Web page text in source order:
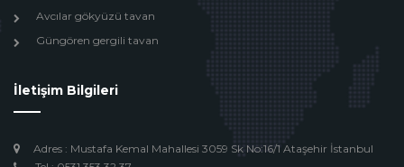
Avcılar gökyüzü tavan
Güngören gergili tavan
İletişim Bilgileri
Adres : Mustafa Kemal Mahallesi 3059 Sk No:16/1 Ataşehir İstanbul